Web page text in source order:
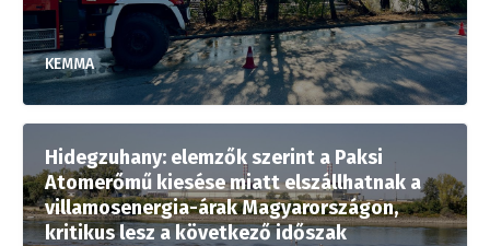
KEMMA
Hidegzuhany: elemzők szerint a Paksi
Atomerőmű kiesése miatt elszállhatnak a
villamosenergia-árak Magyarországon,
kritikus lesz a következő időszak